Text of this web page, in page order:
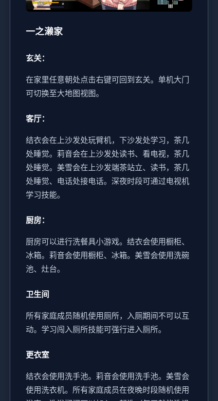
一之濑家
玄关：
在家里任意朝处点击右键可回到玄关。 单机大门
可切换至大地图视图。
客厅：
结衣会在上沙发处玩臂机，下沙发处学习，茶几
处睡觉。 莉音会在上沙发处读书、看电视，茶几
处睡觉。 美雪会在上沙发端茶站立、读书，茶几
处睡觉、电话处接电话。 深夜时段可通过电视机
学习技能。
厨房：
厨房可以进行洗餐具小游戏。 结衣会使用橱柜、
冰箱。 莉音会使用橱柜、冰箱。 美雪会使用洗碗
池、灶台。
卫生间
所有家庭成员随机使用厕所，入厕期间不可以互
动。 学习闯入厕所技能可强行进入厕所。
更衣室
结衣会使用洗手池。 莉音会使用洗手池。 美雪会
使用洗衣机。 所有家庭成员在夜晚时段随机使用